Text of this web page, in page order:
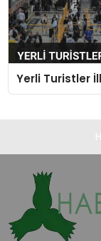
Yerli Turistler